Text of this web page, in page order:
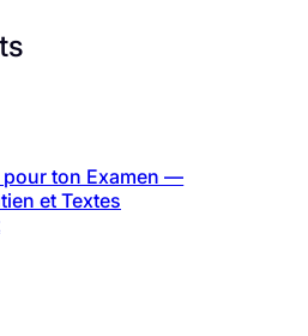
pour ton Examen —
et Textes